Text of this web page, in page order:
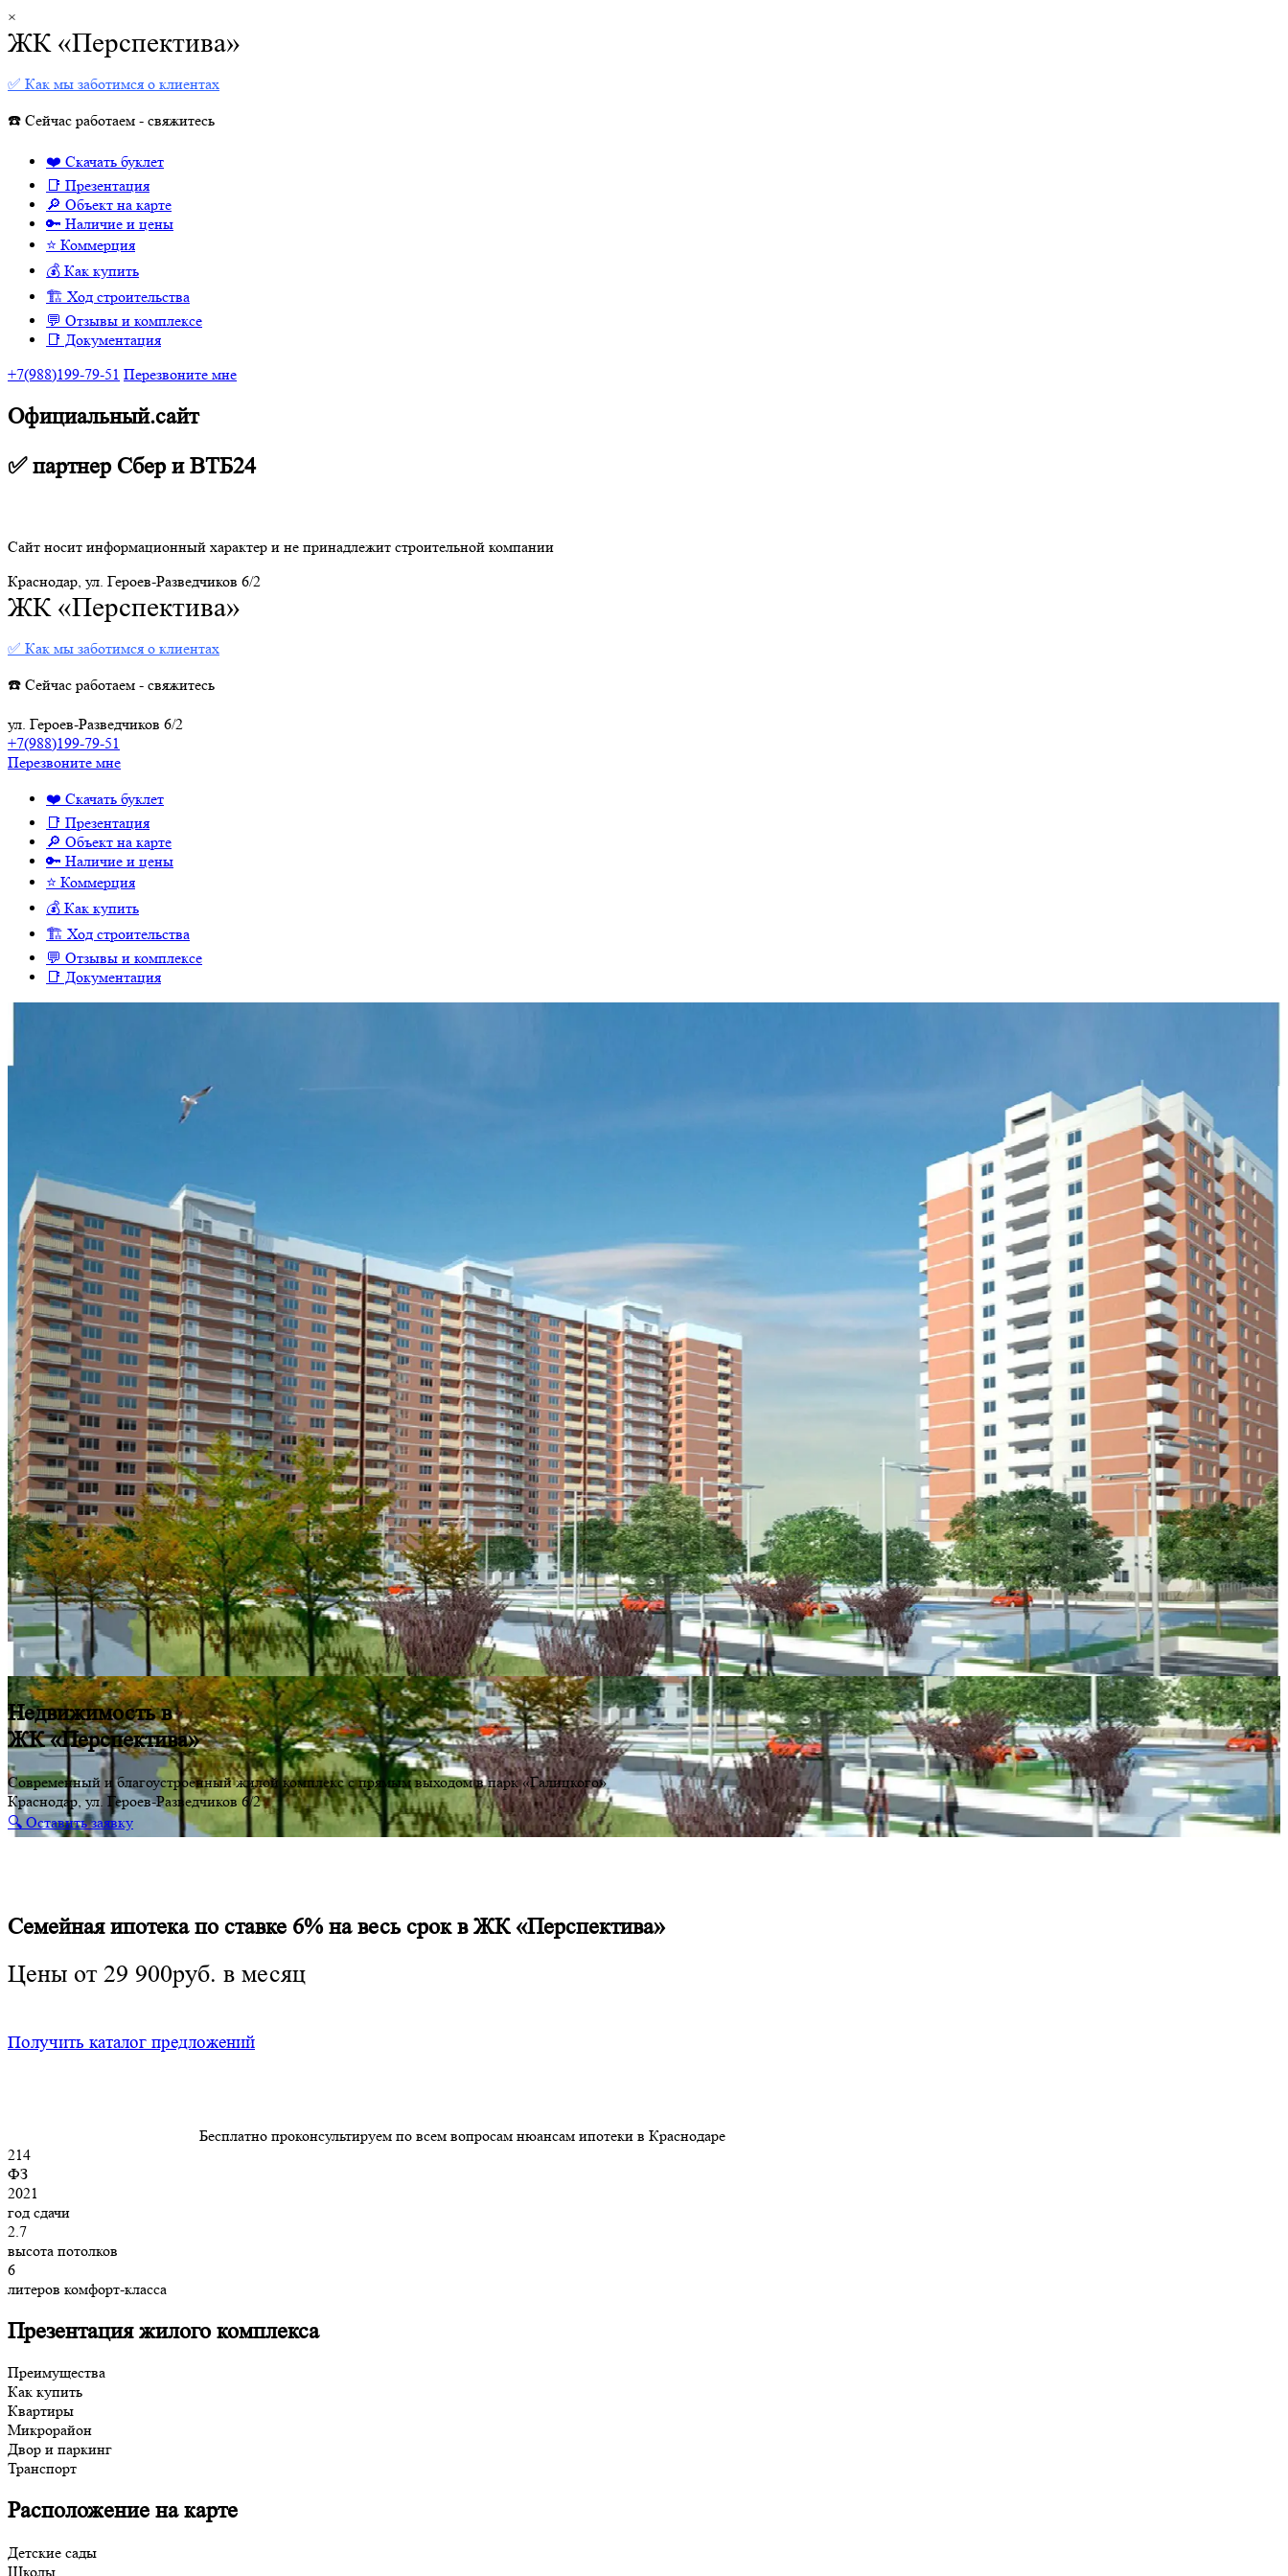
×
ЖК «Перспектива»
✅ Как мы заботимся о клиентах
☎️ Сейчас работаем - свяжитесь
❤️ Скачать буклет
📑 Презентация
🔎 Объект на карте
🔑 Наличие и цены
⭐️ Коммерция
💰 Как купить
🏗 Ход строительства
💬 Отзывы и комплексе
📑 Документация
+7(988)199-79-51 Перезвоните мне
Официальный.сайт
✅ партнер Сбер и ВТБ24
Сайт носит информационный характер и не принадлежит строительной компании
Краснодар, ул. Героев-Разведчиков 6/2
ЖК «Перспектива»
✅ Как мы заботимся о клиентах
☎️ Сейчас работаем - свяжитесь
ул. Героев-Разведчиков 6/2
+7(988)199-79-51
Перезвоните мне
❤️ Скачать буклет
📑 Презентация
🔎 Объект на карте
🔑 Наличие и цены
⭐️ Коммерция
💰 Как купить
🏗 Ход строительства
💬 Отзывы и комплексе
📑 Документация
Недвижимость в
ЖК «Перспектива»
Современный и благоустроенный жилой комплекс с прямым выходом в парк «Галицкого»
Краснодар, ул. Героев-Разведчиков 6/2
🔍 Оставить заявку
Семейная ипотека по ставке 6% на весь срок в ЖК «Перспектива»
Цены от 29 900руб. в месяц
Получить каталог предложений
Бесплатно проконсультируем по всем вопросам нюансам ипотеки в Краснодаре
214
ФЗ
2021
год сдачи
2.7
высота потолков
6
литеров комфорт-класса
Презентация жилого комплекса
Преимущества
Как купить
Квартиры
Микрорайон
Двор и паркинг
Транспорт
Расположение на карте
Детские сады
Школы